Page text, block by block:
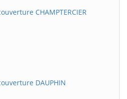
CHAMPTERCIER
DAUPHIN